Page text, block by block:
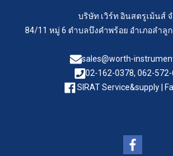
บริษัท เวิร์ท อินสตรูเม้นส์
84/11 หมู่ 6 ตำบลบึงคำพร้อย อำเภอลำลู
sales@worth-
02-162-0378, 062-
SIRAT Service&supply |